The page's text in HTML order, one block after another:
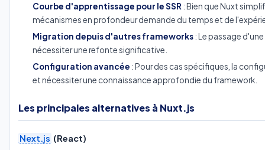
Courbe d'apprentissage pour le SSR : Bien que Nuxt
mécanismes en profondeur demande du temps et de
Migration depuis d'autres frameworks: Le passage
nécessiter une refonte significative.
Configuration avancée : Pour des cas spécifiques, la
et nécessiter une connaissance approfondie du framework.
Les principales alternatives à Nuxt.js
Next.js (React)